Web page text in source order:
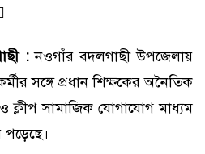
:নওগাঁর বদলগাছী উপজেলায়
সঙ্গে প্রধান শিক্ষকের অনৈতিক
ক্লীপ সামাজিক যোগাযোগ মাধ্যম
পড়েছে।